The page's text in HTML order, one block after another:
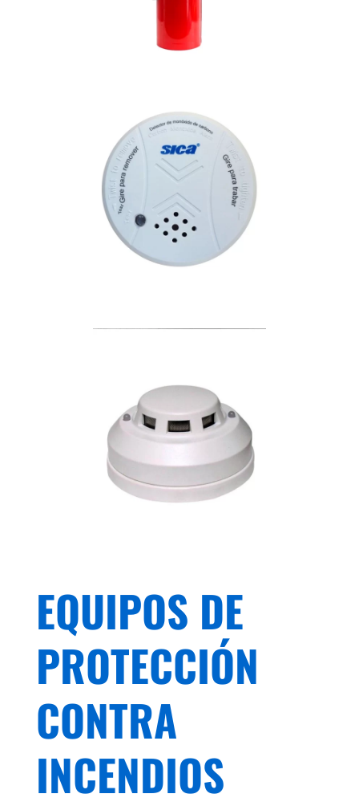
EQUIPOS DE
PROTECCIÓN
CONTRA
INCENDIOS